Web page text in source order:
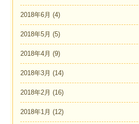
2018年6月 (4)
2018年5月 (5)
2018年4月 (9)
2018年3月 (14)
2018年2月 (16)
2018年1月 (12)